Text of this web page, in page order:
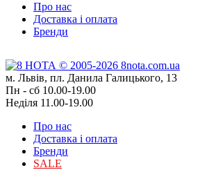
Про нас
Доставка і оплата
Бренди
м. Львів, пл. Данила Галицького, 13
Пн - сб 10.00-19.00
Неділя 11.00-19.00
Про нас
Доставка і оплата
Бренди
SALE